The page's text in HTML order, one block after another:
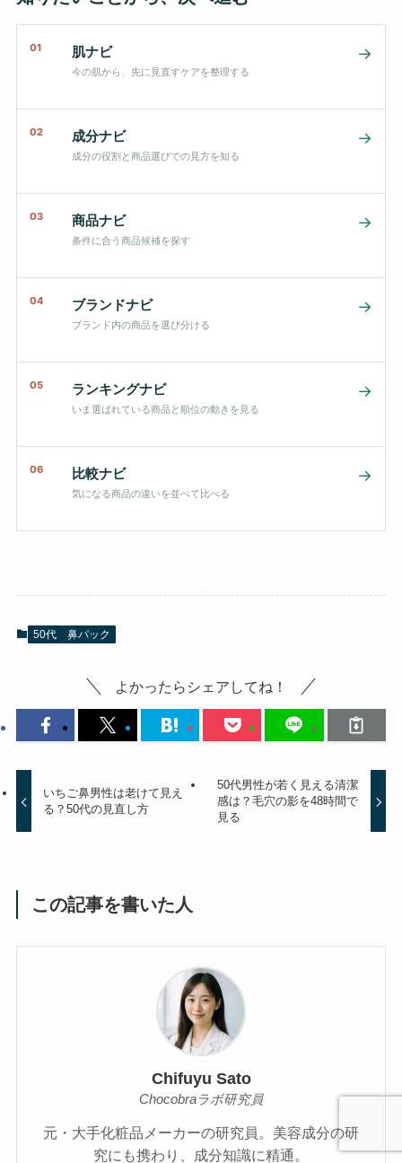
01 肌ナビ
今の肌から、先に見直すケアを整理する
→
02 成分ナビ
成分の役割と商品選びでの見方を知る
→
03 商品ナビ
条件に合う商品候補を探す
→
04 ブランドナビ
ブランド内の商品を選び分ける
→
05 ランキングナビ
いま選ばれている商品と順位の動きを見る
→
06 比較ナビ
気になる商品の違いを並べて比べる
→
50代 鼻パック
よかったらシェアしてね！
いちご鼻男性は老けて見え
る？50代の見直し方
50代男性が若く見える清潔
感は？毛穴の影を48時間で
見る
この記事を書いた人
Chifuyu Sato
Chocobraラボ研究員
元・大手化粧品メーカーの研究員。美容成分の研
究にも携わり、成分知識に精通。